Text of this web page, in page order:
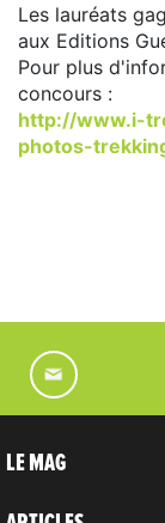
Les lauréats
aux Editions
Pour plus
concours :
http://www.i-
photos-
LE MAG